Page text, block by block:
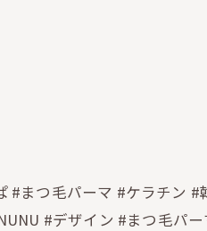
まつ毛パーマ #ケラチン
#デザイン #まつ毛パ